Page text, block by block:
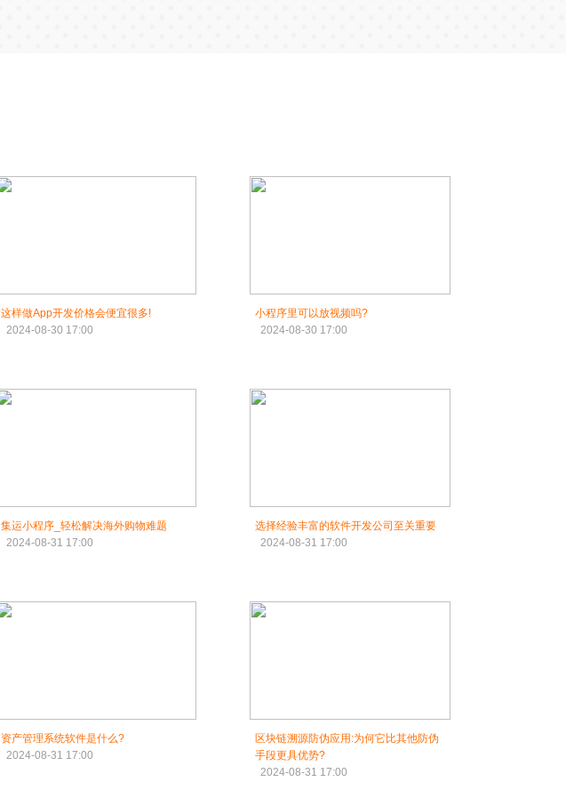
这样做App开发价格会便宜很多!
2024-08-30 17:00
小程序里可以放视频吗?
2024-08-30 17:00
集运小程序_轻松解决海外购物难题
2024-08-31 17:00
选择经验丰富的软件开发公司至关重要
2024-08-31 17:00
资产管理系统软件是什么?
2024-08-31 17:00
区块链溯源防伪应用:为何它比其他防伪
手段更具优势?
2024-08-31 17:00